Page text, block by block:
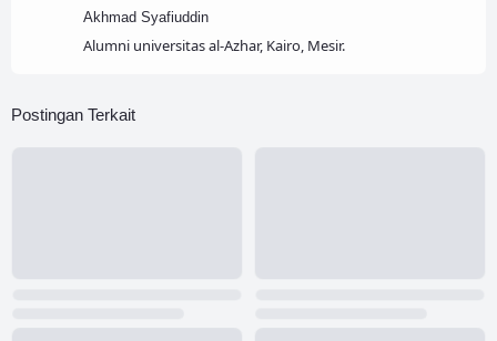
Akhmad Syafiuddin
Alumni universitas al-Azhar, Kairo, Mesir.
Postingan Terkait